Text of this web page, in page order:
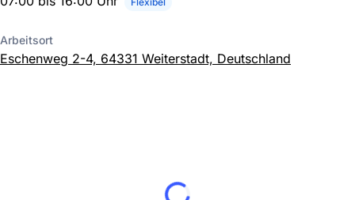
Arbeitsort
Eschenweg 2-4, 64331 Weiterstadt, Deutschland